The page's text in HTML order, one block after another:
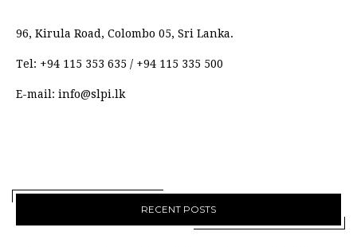
96, Kirula Road, Colombo 05, Sri Lanka.
Tel: +94 115 353 635 / +94 115 335 500
E-mail: info@slpi.lk
RECENT POSTS